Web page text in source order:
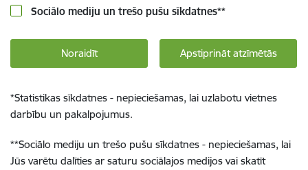
Sociālo mediju un trešo pušu sīkdatnes**
Noraidīt Apstiprināt atzīmētās
*Statistikas sīkdatnes - nepieciešamas, lai uzlabotu vietnes
darbību un pakalpojumus.
**Sociālo mediju un trešo pušu sīkdatnes - nepieciešamas, lai
Jūs varētu dalīties ar saturu sociālajos medijos vai skatīt